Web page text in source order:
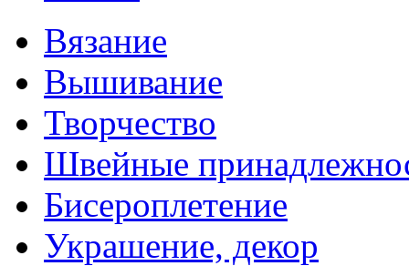
Вязание
Вышивание
Творчество
Швейные
Бисероплетение
Украшение, декор